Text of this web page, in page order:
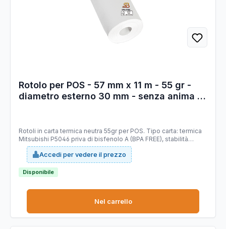
Rotolo per POS - 57 mm x 11 m - 55 gr -
diametro esterno 30 mm - senza anima -
Rotoli in carta termica neutra 55gr per POS. Tipo carta: termica
Mitsubishi P5046 priva di bisfenolo A (BPA FREE), stabilità
immagine 10 anni, certificata FSC. Larghezza 57 mm.
Lunghezza 11 mt (+/-1%). Diametro esterno rotolo 30 mm.
Senza anima. Grammatura 55g/m2 (+/-3%).
Accedi per vedere il prezzo
Disponibile
Nel carrello